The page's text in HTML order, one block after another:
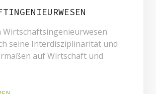
Wirtschaftsingenieurwesen
seine Interdisziplinarität und
auf Wirtschaft und